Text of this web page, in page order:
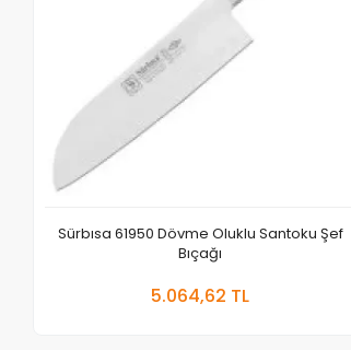
Sürbısa 61950 Dövme Oluklu Santoku Şef
Bıçağı
5.064,62 TL